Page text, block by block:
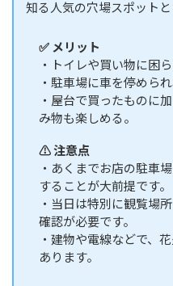
知る人気の穴場スポットと
✅ メリット
・トイレや買い物に困
・駐車場に車を停めら
・屋台で買ったものに
み物も楽しめる。
⚠️ 注意点
・あくまでお店の駐車
することが大前提です。
・当日は特別に観覧場
確認が必要です。
・建物や電線などで、
あります。